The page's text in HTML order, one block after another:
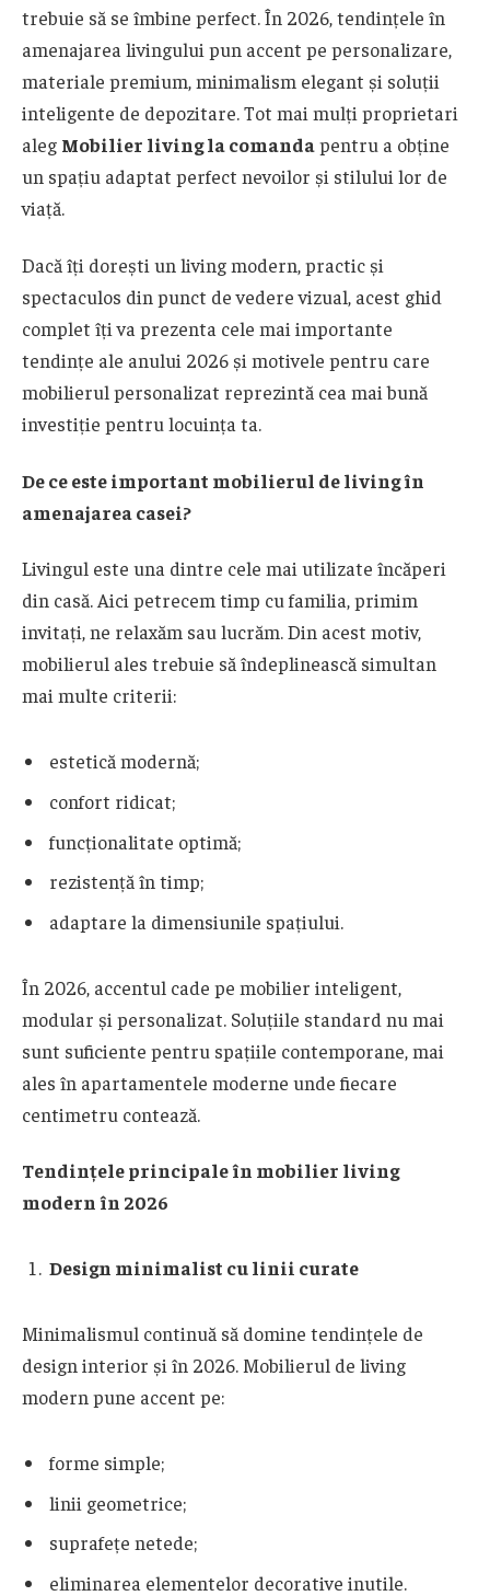
trebuie să se îmbine perfect. În 2026, tendințele în
amenajarea livingului pun accent pe personalizare,
materiale premium, minimalism elegant și soluții
inteligente de depozitare. Tot mai mulți proprietari
aleg Mobilier living la comandapentru a obține
un spațiu adaptat perfect nevoilor și stilului lor de
viață.
Dacă îți dorești un living modern, practic și
spectaculos din punct de vedere vizual, acest ghid
complet îți va prezenta cele mai importante
tendințe ale anului 2026 și motivele pentru care
mobilierul personalizat reprezintă cea mai bună
investiție pentru locuința ta.
De ce este important mobilierul de living în
amenajarea casei?
Livingul este una dintre cele mai utilizate încăperi
din casă. Aici petrecem timp cu familia, primim
invitați, ne relaxăm sau lucrăm. Din acest motiv,
mobilierul ales trebuie să îndeplinească simultan
mai multe criterii:
estetică modernă;
confort ridicat;
funcționalitate optimă;
rezistență în timp;
adaptare la dimensiunile spațiului.
În 2026, accentul cade pe mobilier inteligent,
modular și personalizat. Soluțiile standard nu mai
sunt suficiente pentru spațiile contemporane, mai
ales în apartamentele moderne unde fiecare
centimetru contează.
Tendințele principale în mobilier living
modern în 2026
Design minimalist cu linii curate
Minimalismul continuă să domine tendințele de
design interior și în 2026. Mobilierul de living
modern pune accent pe:
forme simple;
linii geometrice;
suprafețe netede;
eliminarea elementelor decorative inutile.